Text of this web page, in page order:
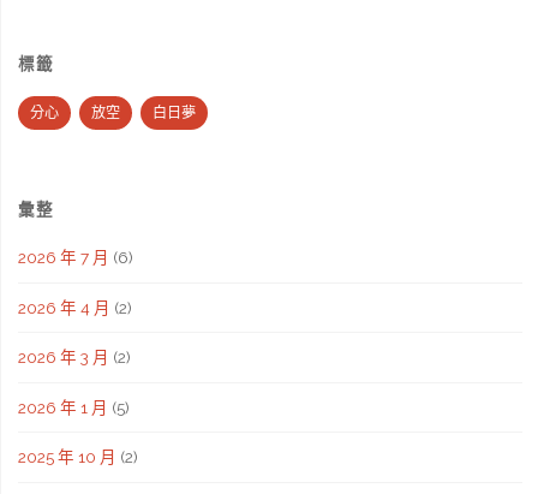
標籤
分心 放空 白日夢
彙整
2026 年 7 月 (6)
2026 年 4 月 (2)
2026 年 3 月 (2)
2026 年 1 月 (5)
2025 年 10 月 (2)